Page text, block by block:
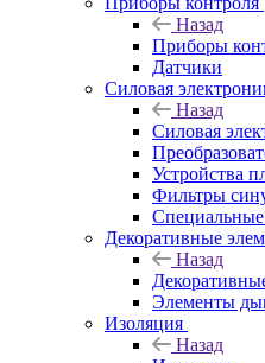
Назад
Приборы
Датчики
Силовая
Назад
Силовая
Устройства
Фильтры
Декоративные
Назад
Элементы
Изоляция
Назад